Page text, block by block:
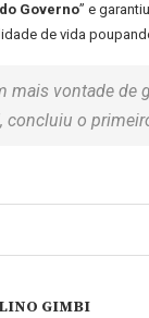
Governo” e
de vida
mais vontade
concluiu o
GIMBI